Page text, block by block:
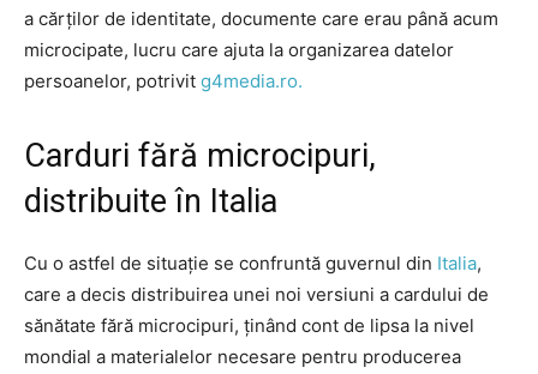
a cărților de identitate, documente care erau până acum
microcipate, lucru care ajuta la organizarea datelor
persoanelor, potrivit g4media.ro.
Carduri fără microcipuri,
distribuite în Italia
Cu o astfel de situație se confruntă guvernul din Italia,
care a decis distribuirea unei noi versiuni a cardului de
sănătate fără microcipuri, ținând cont de lipsa la nivel
mondial a materialelor necesare pentru producerea